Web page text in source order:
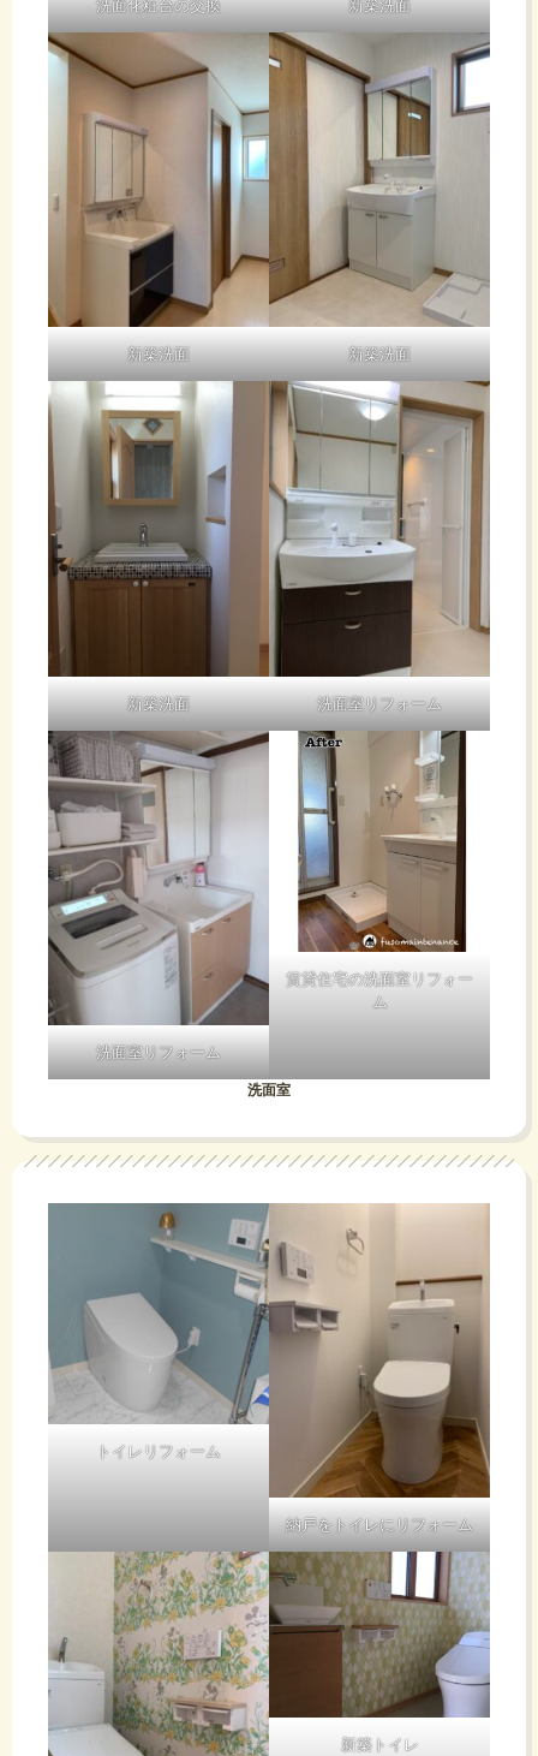
洗面化粧台の交換 新築洗面
新築洗面 新築洗面
新築洗面 洗面室リフォーム
洗面室リフォーム
賃貸住宅の洗面室リフォー
ム
洗面室
トイレリフォーム
納戸をトイレにリフォーム
新築トイレ